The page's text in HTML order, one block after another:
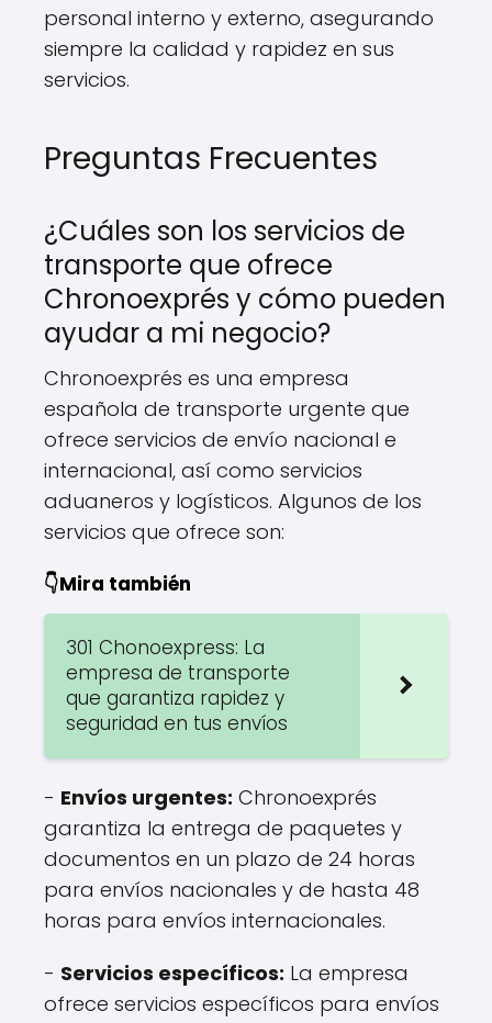
personal interno y externo, asegurando
siempre la calidad y rapidez en sus
servicios.
Preguntas Frecuentes
¿Cuáles son los servicios de
transporte que ofrece
Chronoexprés y cómo pueden
ayudar a mi negocio?
Chronoexprés es una empresa
española de transporte urgente que
ofrece servicios de envío nacional e
internacional, así como servicios
aduaneros y logísticos. Algunos de los
servicios que ofrece son:
👇Mira también
301 Chonoexpress: La
empresa de transporte
que garantiza rapidez y
seguridad en tus envíos
- Envíos urgentes: Chronoexprés
garantiza la entrega de paquetes y
documentos en un plazo de 24 horas
para envíos nacionales y de hasta 48
horas para envíos internacionales.
- Servicios específicos: La empresa
ofrece servicios específicos para envíos